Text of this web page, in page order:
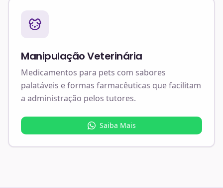
Manipulação Veterinária
Medicamentos para pets com sabores
palatáveis e formas farmacêuticas que facilitam
a administração pelos tutores.
Saiba Mais